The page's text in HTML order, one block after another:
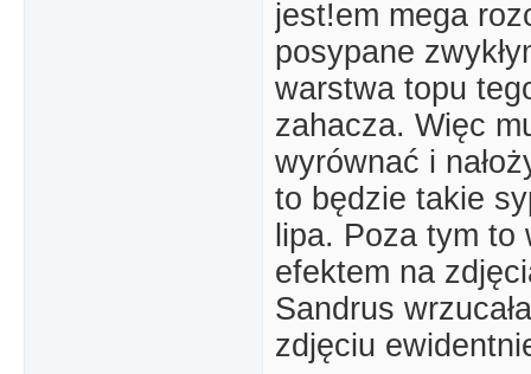
jest!em mega
posypane
warstwa topu
zahacza. Więc
wyrównać i
to będzie takie
lipa. Poza tym
efektem na
Sandrus
zdjęciu